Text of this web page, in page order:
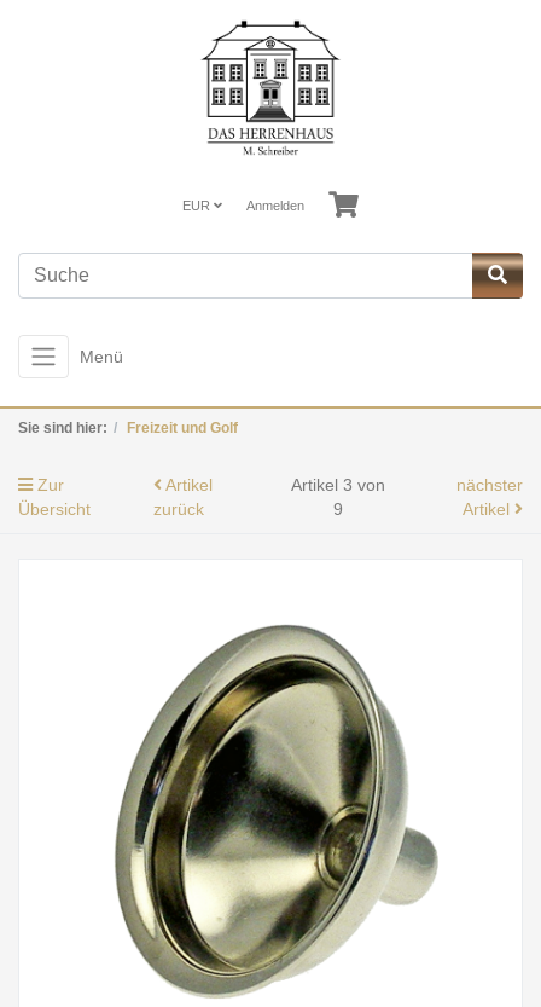
EUR Anmelden
Menü
Sie sind hier: Freizeit und Golf
Zur
Übersicht
Artikel
zurück
Artikel 3 von
9
nächster
Artikel